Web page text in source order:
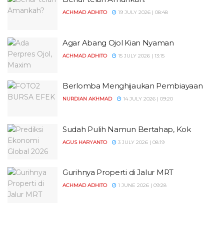
ACHMAD ADHITO 19 JULY 2026 | 08:48
Agar Abang Ojol Kian Nyaman
ACHMAD ADHITO 15 JULY 2026 | 13:15
Berlomba Menghijaukan Pembiayaan
NURDIAN AKHMAD 14 JULY 2026 | 09:20
Sudah Pulih Namun Bertahap, Kok
AGUS HARYANTO 3 JULY 2026 | 08:19
Gurihnya Properti di Jalur MRT
ACHMAD ADHITO 1 JUNE 2026 | 09:28